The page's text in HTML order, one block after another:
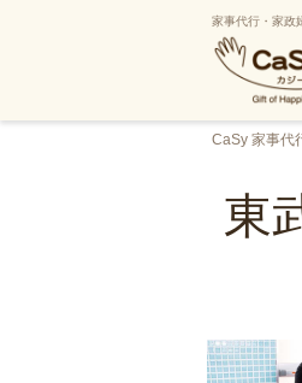
家事代行・家政
CaSy 家事代
東